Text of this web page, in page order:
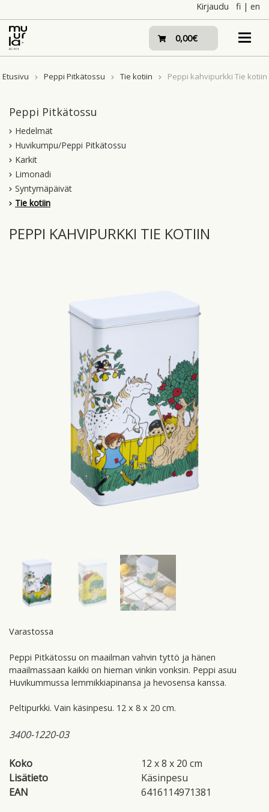
to
content
Kirjaudu fi | en
0,00€
Etusivu Peppi Pitkätossu Tie kotiin Peppi kahvipurkki Tie kotiin
Peppi Pitkätossu
Hedelmät
Huvikumpu/Peppi Pitkätossu
Karkit
Limonadi
Syntymäpäivät
Tie kotiin
PEPPI KAHVIPURKKI TIE KOTIIN
Varastossa
Peppi Pitkätossu on maailman vahvin tyttö ja hänen
maailmassaan kaikki on hieman vinkin vonksin. Peppi asuu
Huvikummussa lemmikkiapinansa ja hevosensa kanssa.
Peltipurkki. Vain käsinpesu. 12 x 8 x 20 cm.
3400-1220-03
Koko
12 x 8 x 20 cm
Lisätieto
Käsinpesu
EAN
6416114971381